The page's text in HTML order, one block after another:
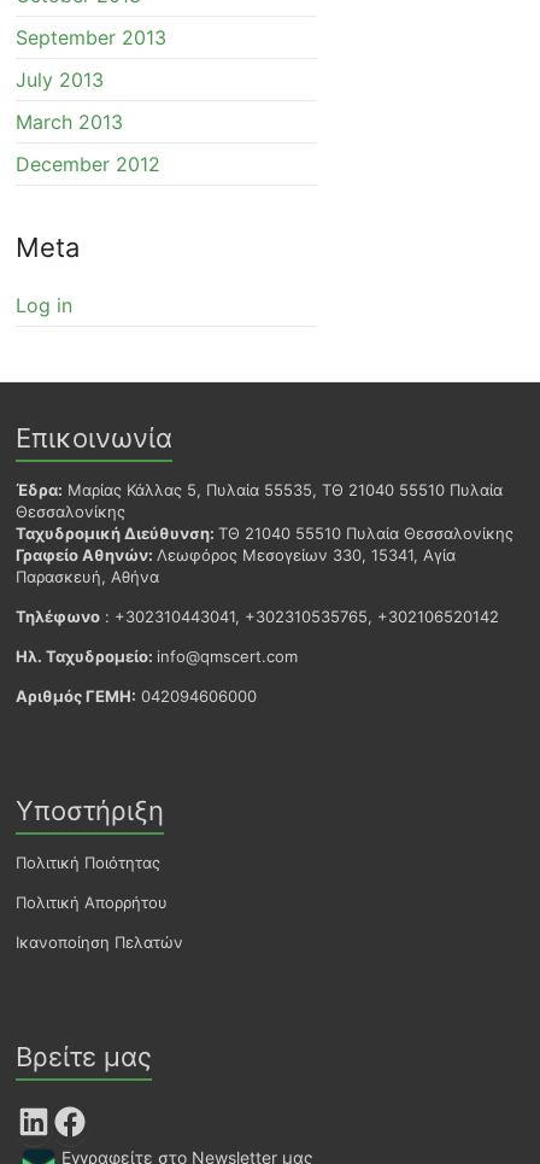
September 2013
July 2013
March 2013
December 2012
Meta
Log in
Επικοινωνία
Έδρα: Μαρίας Κάλλας 5, Πυλαία 55535, ΤΘ 21040 55510 Πυλαία
Θεσσαλονίκης
Ταχυδρομική Διεύθυνση:ΤΘ 21040 55510 Πυλαία Θεσσαλονίκης
Γραφείο Αθηνών: Λεωφόρος Μεσογείων 330, 15341, Αγία
Παρασκευή, Αθήνα
Τηλέφωνο : +302310443041, +302310535765, +302106520142
Ηλ. Ταχυδρομείο: info@qmscert.com
Αριθμός ΓΕΜΗ: 042094606000
Υποστήριξη
Πολιτική Ποιότητας
Πολιτική Απορρήτου
Ικανοποίηση Πελατών
Βρείτε μας
LinkedIn Facebook
Εγγραφείτε στο Newsletter μας